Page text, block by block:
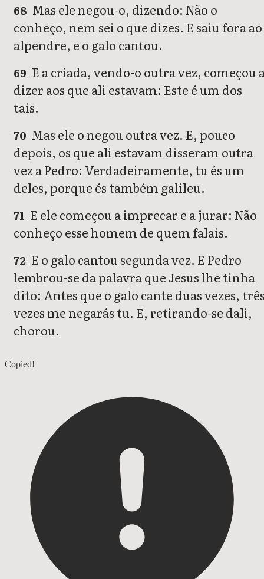
68 Mas ele negou-o, dizendo: Não o
conheço, nem sei o que dizes. E saiu fora ao
alpendre, e o galo cantou.
69 E a criada, vendo-o outra vez, começou
dizer aos que ali estavam: Este é um dos
tais.
70 Mas ele o negou outra vez. E, pouco
depois, os que ali estavam disseram outra
vez a Pedro: Verdadeiramente, tu és um
deles, porque és também galileu.
71 E ele começou a imprecar e a jurar: Não
conheço esse homem de quem falais.
72 E o galo cantou segunda vez. E Pedro
lembrou-se da palavra que Jesus lhe tinha
dito: Antes que o galo cante duas vezes,
vezes me negarás tu. E, retirando-se dali,
chorou.
Marcos 13
Copied!